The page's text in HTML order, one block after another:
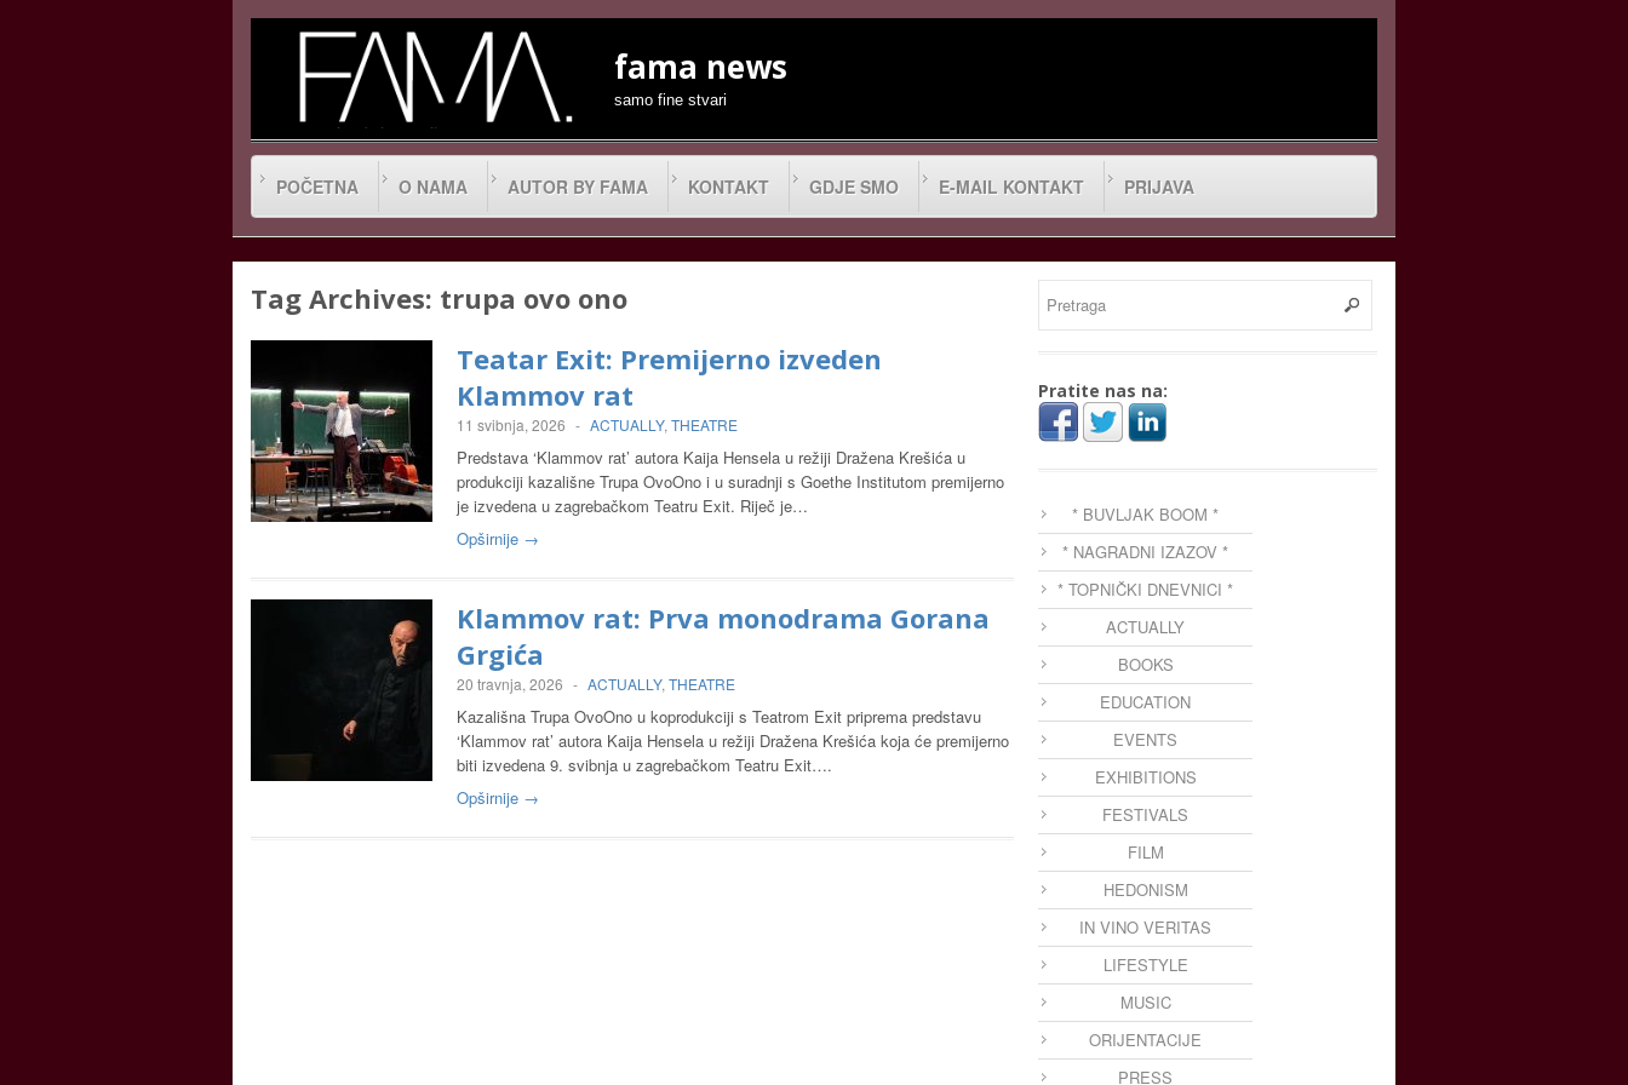
fama news
samo fine stvari
POČETNA O NAMA AUTOR BY FAMA KONTAKT GDJE SMO E-MAIL KONTAKT PRIJAVA
Tag Archives: trupa ovo ono
Teatar Exit: Premijerno izveden
Klammov rat
11 svibnja, 2026 - ACTUALLY, THEATRE
Predstava ‘Klammov rat’ autora Kaija Hensela u režiji Dražena Krešića u
produkciji kazališne Trupa OvoOno i u suradnji s Goethe Institutom premijerno
je izvedena u zagrebačkom Teatru Exit. Riječ je…
Opširnije →
Klammov rat: Prva monodrama Gorana
Grgića
20 travnja, 2026 - ACTUALLY, THEATRE
Kazališna Trupa OvoOno u koprodukciji s Teatrom Exit priprema predstavu
‘Klammov rat’ autora Kaija Hensela u režiji Dražena Krešića koja će premijerno
biti izvedena 9. svibnja u zagrebačkom Teatru Exit….
Opširnije →
Pratite nas na:
* BUVLJAK BOOM *
* NAGRADNI IZAZOV *
* TOPNIČKI DNEVNICI *
ACTUALLY
BOOKS
EDUCATION
EVENTS
EXHIBITIONS
FESTIVALS
FILM
HEDONISM
IN VINO VERITAS
LIFESTYLE
MUSIC
ORIJENTACIJE
PRESS